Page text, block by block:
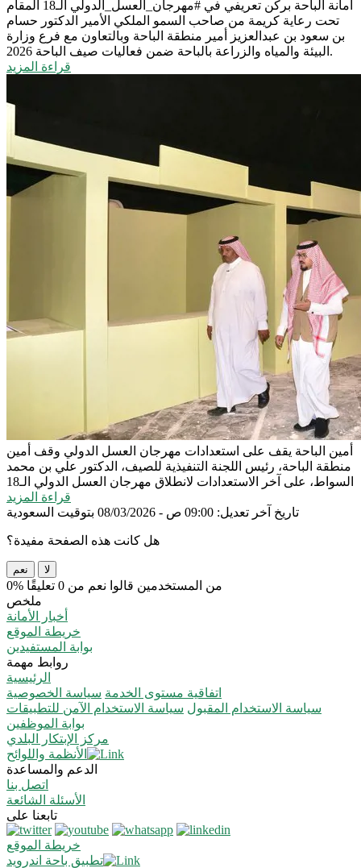
أمانة الباحة بركن تعريفي في #مهرجان_العسل_الدولي الـ18 المقام
تحت رعاية كريمة من صاحب السمو الملكي الأمير الدكتور حسام
بن سعود بن عبدالعزيز أمير منطقة الباحة وبالتعاون مع فرع وزارة
البيئة والمياه والزراعة بالباحة ضمن فعاليات صيف الباحة 2026.
قراءة المزيد
أمين الباحة يقف على استعدادات مهرجان العسل الدولي وقف أمين
منطقة الباحة، رئيس اللجنة التنفيذية للصيف، الدكتور علي بن محمد
السواط، على آخر الاستعدادات لانطلاق مهرجان العسل الدولي الـ18
قراءة المزيد
تاريخ آخر تعديل: 09:00 ص - 08/03/2026 بتوقيت السعودية
هل كانت هذه الصفحة مفيدة؟
نعم لا
0% من المستخدمين قالوا نعم من 0 تعليقًا
ملخص
أخبار الأمانة
خريطة الموقع
بوابة المستفيدين
روابط مهمة
الرئيسية
سياسة الخصوصية اتفاقية مستوى الخدمة
سياسة الاستخدام الآمن للتطبيقات سياسة الاستخدام المقبول
بوابة الموظفين
مركز الإبتكار البلدي
الأنظمة واللوائح
الدعم والمساعدة
اتصل بنا
الأسئلة الشائعة
تابعنا على
خريطة الموقع
تطبيق باحة اندرويد